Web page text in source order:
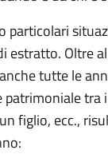
particolari
estratto. Oltre
tutte le
patrimoniale
figlio, ecc.,